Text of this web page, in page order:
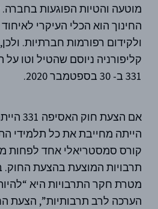
מוטעה והטיות הפוגעות
החינוך הוא הכלי העיקרי
ולקידום רפורמות חברתיות.
קליפורניה ניוסם שהטיל וטו
331 ב- 30 בספטמבר 2020.
אם
הייתה מחייבת את כל תלמידי
קורס סמסטריאלי אחד לפחות
תרבויות המוצעת בהצעת החוק.
מטרת חקר התרבויות היא
הערכה לרב תרבותיות”, הצעת